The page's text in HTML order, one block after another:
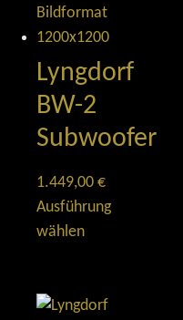
Lyngdorf
BW-2
Subwoofer
1.449,00 €
Ausführung
wählen